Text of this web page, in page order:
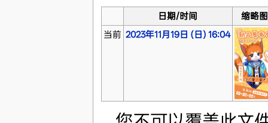
日期/时间
缩略图
当前 2023年11月19日 (日) 16:04